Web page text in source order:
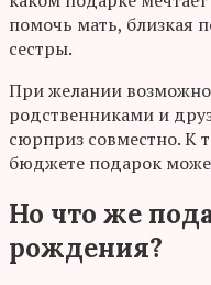
помочь мать, близкая
сестры.
При желании
родственниками и
сюрприз совместно. К
бюджете подарок
Но что же
рождения?